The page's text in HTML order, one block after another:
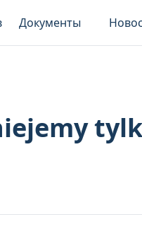
Документы